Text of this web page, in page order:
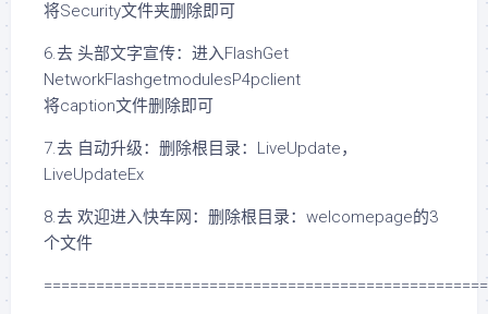
将Security文件夹删除即可
6.去 头部文字宣传：进入FlashGet
NetworkFlashgetmodulesP4pclient
将caption文件删除即可
7.去 自动升级：删除根目录：LiveUpdate，
LiveUpdateEx
8.去 欢迎进入快车网：删除根目录：welcomepage的3
个文件